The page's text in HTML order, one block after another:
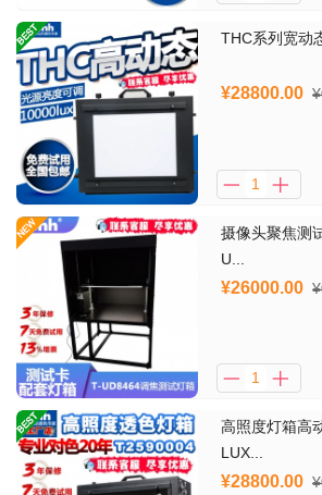
THC系列宽动
¥28800.00
摄像头聚焦测
U...
¥26000.00
高照度灯箱高
LUX...
¥28800.00